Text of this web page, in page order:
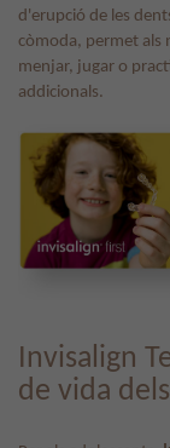
d'erupció de les
còmoda, permet als
menjar, jugar o
addicionals.
Invisalign
de vida